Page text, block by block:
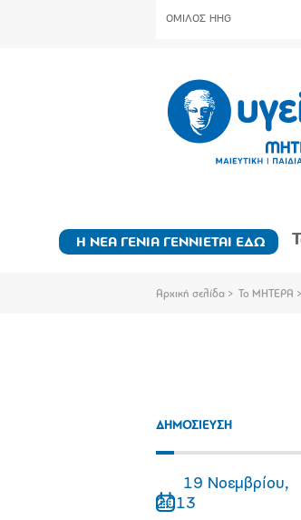
ΟΜΙΛΟΣ HHG
Η ΝΕΑ ΓΕΝΙΑ ΓΕΝΝΙΕΤΑΙ ΕΔΩ
Αρχική σελίδα Το ΜΗΤΕΡΑ
ΔΗΜΟΣΙΕΥΣΗ
19 Νοεμβρίου,
2013